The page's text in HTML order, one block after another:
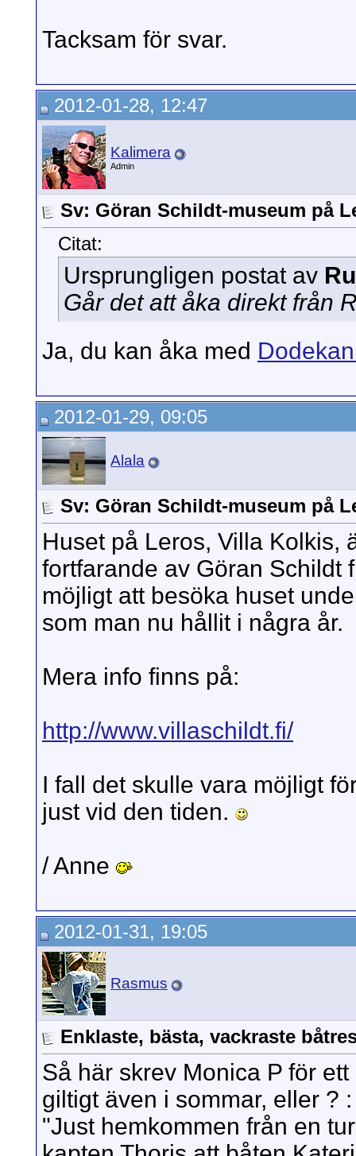
Tacksam för svar.
2012-01-28, 12:47
Kalimera
Admin
Sv: Göran Schildt-museum på
Citat:
Ursprungligen postat av
Går det att åka direkt från
Ja, du kan åka med
2012-01-29, 09:05
Alala
Sv: Göran Schildt-museum på
Huset på Leros, Villa Kolkis,
fortfarande av Göran Schildt
möjligt att besöka huset
som man nu hållit i några år.
Mera info finns på:
http://www.villaschildt.fi/
I fall det skulle vara möjligt
just vid den tiden.
/ Anne
2012-01-31, 19:05
Rasmus
Enklaste, bästa, vackraste
Så här skrev Monica P för
giltigt även i sommar, eller ? :
"Just hemkommen från en